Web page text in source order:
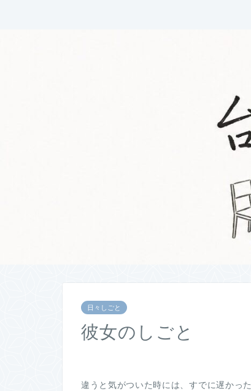
日々しごと
彼女のしごと
違うと気がついた時には、すでに遅かった